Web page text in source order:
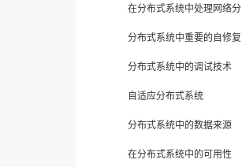
在分布式系统中处理网络分
分布式系统中重要的自修复
分布式系统中的调试技术
自适应分布式系统
分布式系统中的数据来源
在分布式系统中的可用性